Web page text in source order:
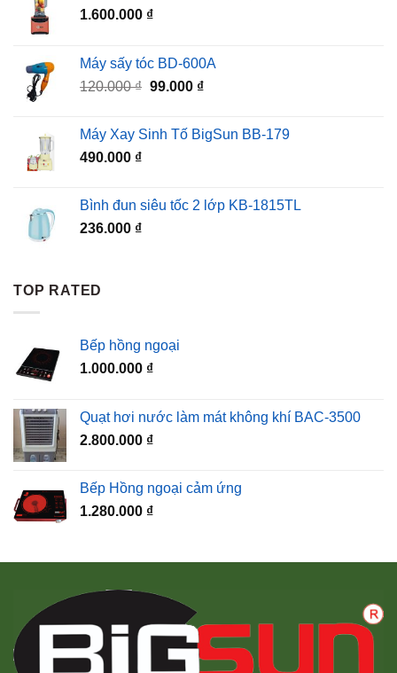
1.600.000 ₫
Máy sấy tóc BD-600A
120.000₫ Giá
120.000 ₫.
99.000 ₫Giá
là:
Máy Xay Sinh Tố BigSun BB-179
490.000 ₫
Bình đun siêu tốc 2 lớp KB-1815TL
236.000 ₫
TOP RATED
Bếp hồng ngoại
1.000.000 ₫
Quạt hơi nước làm mát không khí BAC-3500
2.800.000 ₫
Bếp Hồng ngoại cảm ứng
1.280.000 ₫